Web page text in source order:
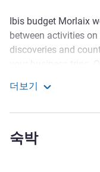
호텔설명
Ibis budget Morlaix
between activities
discoveries and
area, including an
Our new hotel with
access) is perfect
더보기
숙박